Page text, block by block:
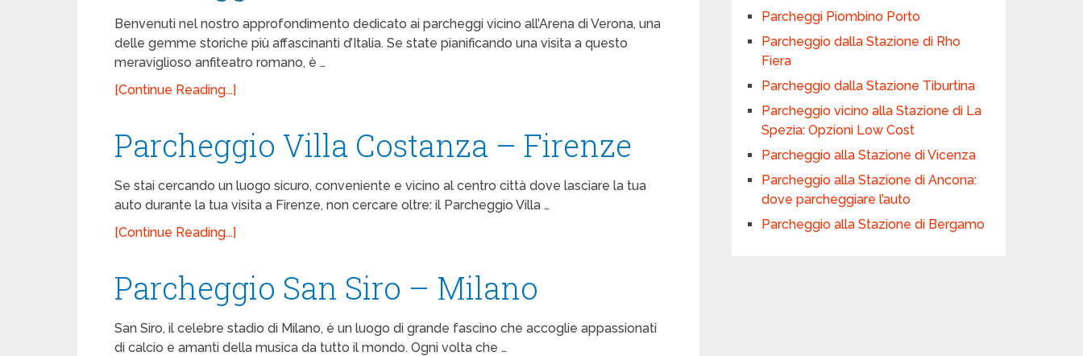
Benvenuti nel nostro approfondimento dedicato ai parcheggi vicino all’Arena di Verona, una
delle gemme storiche più affascinanti d’Italia. Se state pianificando una visita a questo
meraviglioso anfiteatro romano, è …
[Continue Reading...]
Parcheggio Villa Costanza – Firenze
Se stai cercando un luogo sicuro, conveniente e vicino al centro città dove lasciare la tua
auto durante la tua visita a Firenze, non cercare oltre: il Parcheggio Villa …
[Continue Reading...]
Parcheggio San Siro – Milano
San Siro, il celebre stadio di Milano, è un luogo di grande fascino che accoglie appassionati
di calcio e amanti della musica da tutto il mondo. Ogni volta che …
Parcheggi Piombino Porto
Parcheggio dalla Stazione di Rho
Fiera
Parcheggio dalla Stazione Tiburtina
Parcheggio vicino alla Stazione di La
Spezia: Opzioni Low Cost
Parcheggio alla Stazione di Vicenza
Parcheggio alla Stazione di Ancona:
dove parcheggiare l’auto
Parcheggio alla Stazione di Bergamo